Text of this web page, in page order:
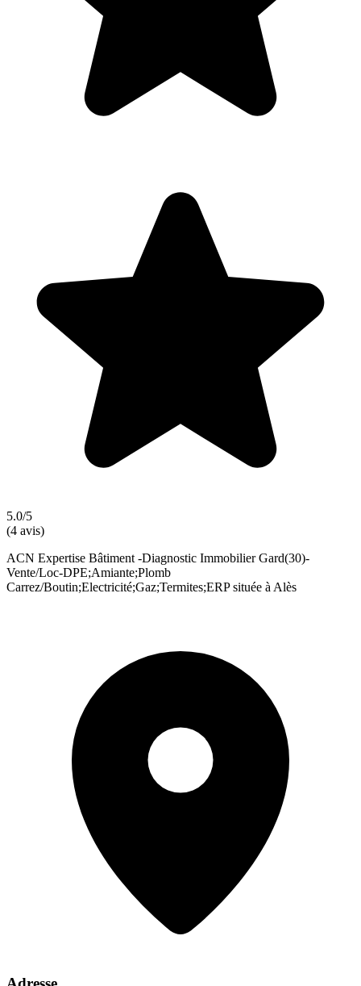
5.0/5
(4 avis)
ACN Expertise Bâtiment -Diagnostic Immobilier Gard(30)-
Vente/Loc-DPE;Amiante;Plomb
Carrez/Boutin;Electricité;Gaz;Termites;ERP située à Alès